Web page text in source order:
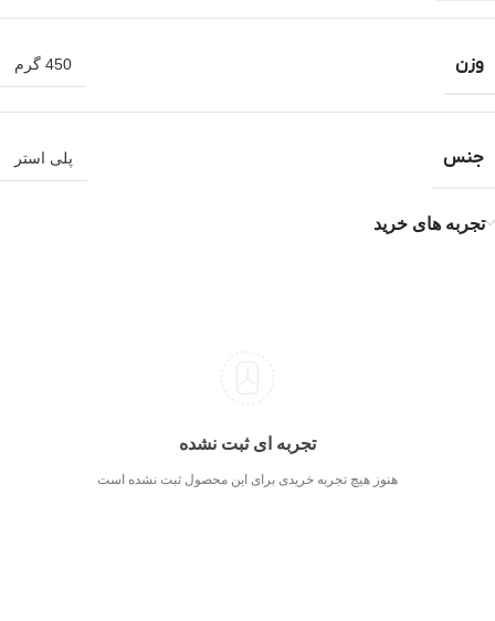
وزن 450 گرم
جنس پلی استر
تجربه های خرید
تجربه ای ثبت نشده
هنوز هیچ تجربه خریدی برای این محصول ثبت نشده است